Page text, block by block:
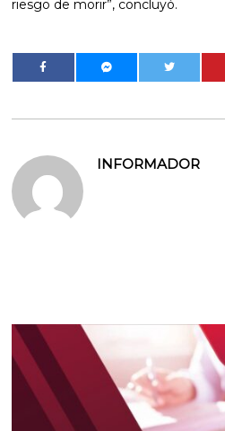
riesgo de morir”, concluyó.
INFORMADOR